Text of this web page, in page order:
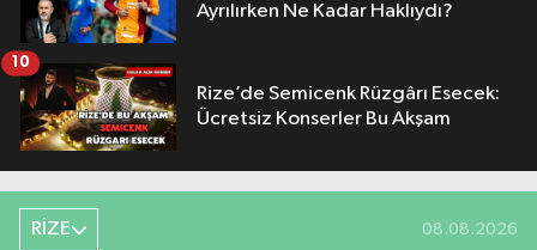
Ayrılırken Ne Kadar Haklıydı?
Rize’de Semicenk Rüzgârı Esecek:
Ücretsiz Konserler Bu Akşam
10
RİZE 08.08.2026